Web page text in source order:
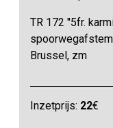
TR 172 "5fr.
Brussel, zm
Inzetprijs: 22€